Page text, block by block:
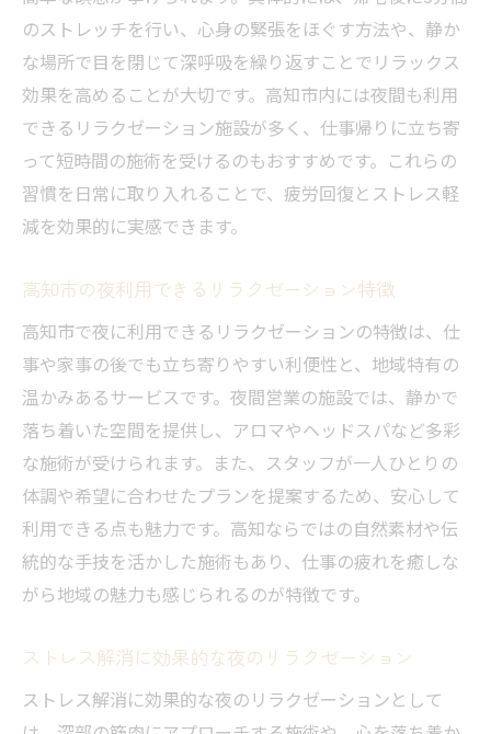
のストレッチを行い、心身の緊張をほぐす方法や、静か
な場所で目を閉じて深呼吸を繰り返すことでリラックス
効果を高めることが大切です。高知市内には夜間も利用
できるリラクゼーション施設が多く、仕事帰りに立ち寄
って短時間の施術を受けるのもおすすめです。これらの
習慣を日常に取り入れることで、疲労回復とストレス軽
減を効果的に実感できます。
高知市の夜利用できるリラクゼーション特徴
高知市で夜に利用できるリラクゼーションの特徴は、仕
事や家事の後でも立ち寄りやすい利便性と、地域特有の
温かみあるサービスです。夜間営業の施設では、静かで
落ち着いた空間を提供し、アロマやヘッドスパなど多彩
な施術が受けられます。また、スタッフが一人ひとりの
体調や希望に合わせたプランを提案するため、安心して
利用できる点も魅力です。高知ならではの自然素材や伝
統的な手技を活かした施術もあり、仕事の疲れを癒しな
がら地域の魅力も感じられるのが特徴です。
ストレス解消に効果的な夜のリラクゼーション
ストレス解消に効果的な夜のリラクゼーションとして